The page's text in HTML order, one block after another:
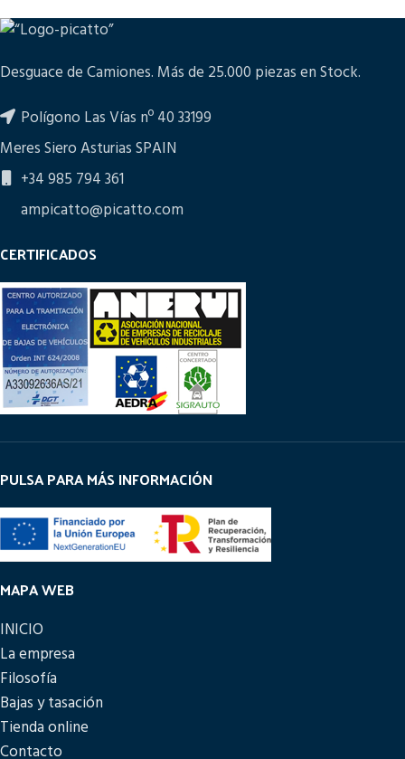
Desguace de Camiones. Más de 25.000 piezas en Stock.
Polígono Las Vías nº 40 33199
Meres Siero Asturias SPAIN
+34 985 794 361
ampicatto@picatto.com
CERTIFICADOS
PULSA PARA MÁS INFORMACIÓN
MAPA WEB
INICIO
La empresa
Filosofía
Bajas y tasación
Tienda online
Contacto